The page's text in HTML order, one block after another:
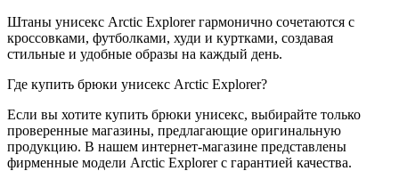
Штаны унисекс Arctic Explorer гармонично сочетаются с
кроссовками, футболками, худи и куртками, создавая
стильные и удобные образы на каждый день.
Где купить брюки унисекс Arctic Explorer?
Если вы хотите купить брюки унисекс, выбирайте только
проверенные магазины, предлагающие оригинальную
продукцию. В нашем интернет-магазине представлены
фирменные модели Arctic Explorer с гарантией качества.